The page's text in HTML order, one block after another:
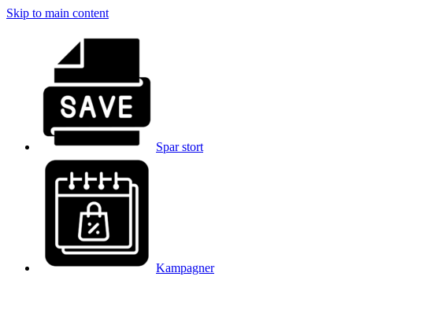
Skip to main content
Spar stort
Kampagner